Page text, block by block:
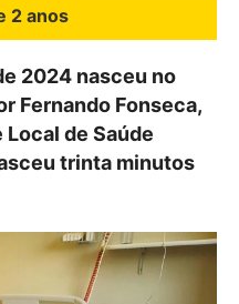
2 anos
2024 nasceu no
Fernando Fonseca,
de Saúde
trinta minutos